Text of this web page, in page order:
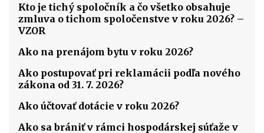
Kto je tichý spoločník a čo všetko obsahuje
zmluva o tichom spoločenstve v roku 2026? –
VZOR
Ako na prenájom bytu v roku 2026?
Ako postupovať pri reklamácii podľa nového
zákona od 31. 7. 2026?
Ako účtovať dotácie v roku 2026?
Ako sa brániť v rámci hospodárskej súťaže v